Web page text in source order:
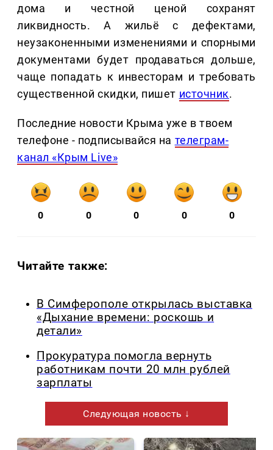
дома и честной ценой сохранят
ликвидность. А жильё с дефектами,
неузаконенными изменениями и спорными
документами будет продаваться дольше,
чаще попадать к инвесторам и требовать
существенной скидки, пишет источник.
Последние новости Крыма уже в твоем
телефоне - подписывайся на телеграм-
канал «Крым Live»
0 0 0 0 0
Читайте также:
В Симферополе открылась выставка
«Дыхание времени: роскошь и
детали»
Прокуратура помогла вернуть
работникам почти 20 млн рублей
зарплаты
Следующая новость ↓